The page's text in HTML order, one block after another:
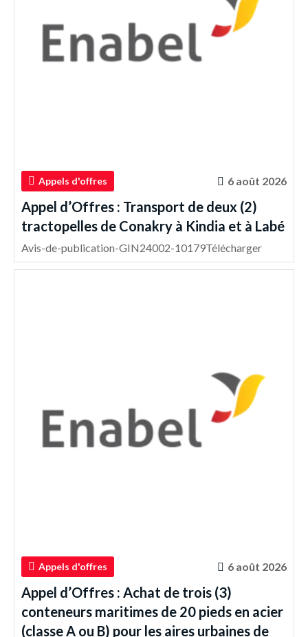
Appels d'offres 6 août 2026
Appel d’Offres : Transport de deux (2)
tractopelles de Conakry à Kindia et à Labé
Avis-de-publication-GIN24002-10179Télécharger
Appels d'offres 6 août 2026
Appel d’Offres : Achat de trois (3)
conteneurs maritimes de 20 pieds en acier
(classe A ou B) pour les aires urbaines de